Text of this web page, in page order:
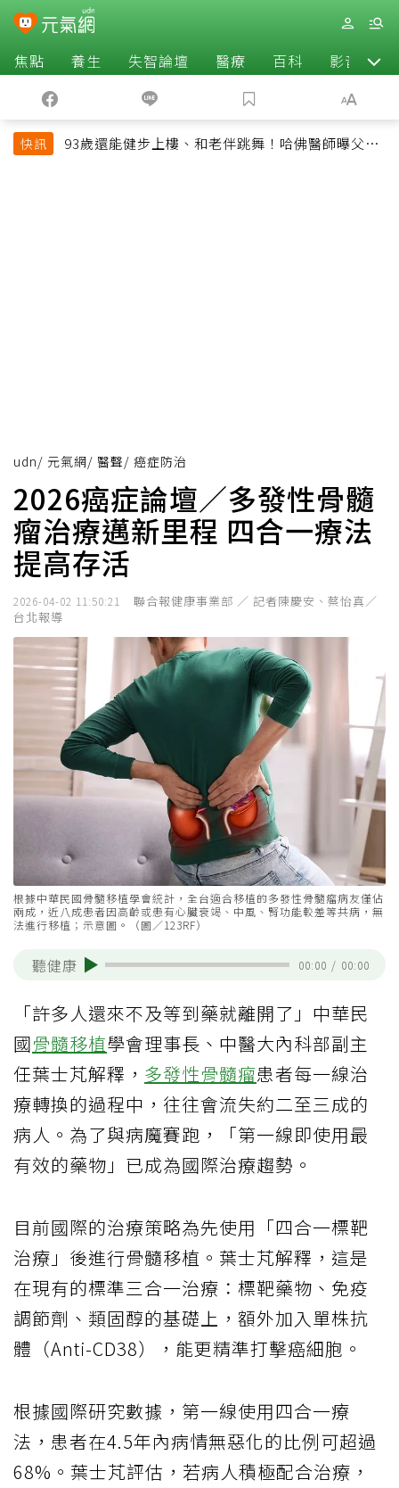
焦點 養生 失智論壇 醫療 百科 影音
快訊
93歲還能健步上樓、和老伴跳舞！哈佛醫師曝父親
udn/ 元氣網/ 醫聲/ 癌症防治
2026癌症論壇／多發性骨髓
瘤治療邁新里程 四合一療法
提高存活
2026-04-02 11:50:21
聯合報健康事業部 ／ 記者陳慶安、蔡怡真／
台北報導
根據中華民國骨髓移植學會統計，全台適合移植的多發性骨髓瘤病友僅佔
兩成，近八成患者因高齡或患有心臟衰竭、中風、腎功能較差等共病，無
法進行移植；示意圖。（圖／123RF）
聽健康 00:00 / 00:00
「許多人還來不及等到藥就離開了」中華民
國骨髓移植學會理事長、中醫大內科部副主
任葉士芃解釋， 多發性骨髓瘤患者每一線治
療轉換的過程中，往往會流失約二至三成的
病人。為了與病魔賽跑，「第一線即使用最
有效的藥物」已成為國際治療趨勢。
目前國際的治療策略為先使用「四合一標靶
治療」後進行骨髓移植。葉士芃解釋，這是
在現有的標準三合一治療：標靶藥物、免疫
調節劑、類固醇的基礎上，額外加入單株抗
體（Anti-CD38），能更精準打擊癌細胞。
根據國際研究數據，第一線使用四合一療
法，患者在4.5年內病情無惡化的比例可超過
68%。葉士芃評估，若病人積極配合治療，